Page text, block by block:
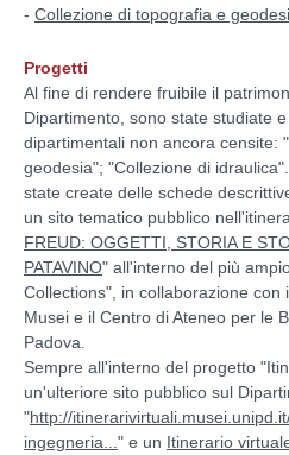
- Collezione di topografia e
Progetti
Al fine di rendere fruibile il
Dipartimento, sono state studiate
dipartimentali non ancora censite:
geodesia"; "Collezione di
state create delle schede
un sito tematico pubblico
FREUD: OGGETTI, STORIA E
PATAVINO" all'interno del più
Collections", in collaborazione con
Musei e il Centro di Ateneo per le
Padova.
Sempre all'interno del progetto
un'ulteriore sito pubblico sul
"http://
ingegneria... " e un Itinerario